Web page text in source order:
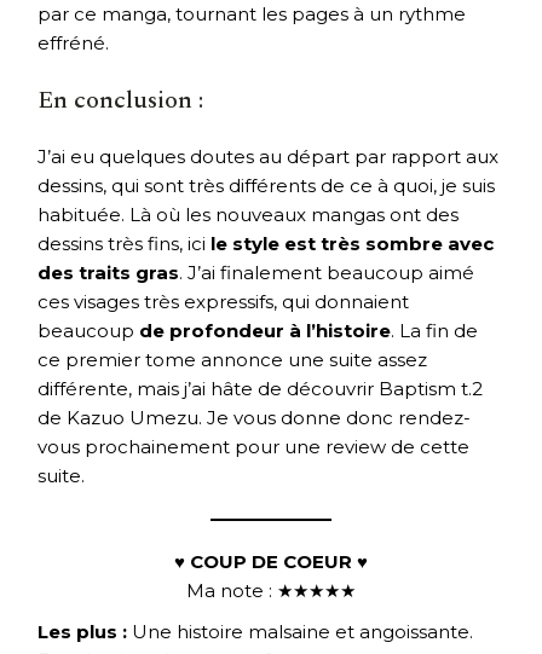
par ce manga, tournant les pages à un rythme
effréné.
En conclusion :
J’ai eu quelques doutes au départ par rapport aux
dessins, qui sont très différents de ce à quoi, je suis
habituée. Là où les nouveaux mangas ont des
dessins très fins, ici le style est très sombre avec
des traits gras. J’ai finalement beaucoup aimé
ces visages très expressifs, qui donnaient
beaucoup de profondeur à l’histoire. La fin de
ce premier tome annonce une suite assez
différente, mais j’ai hâte de découvrir Baptism t.2
de Kazuo Umezu. Je vous donne donc rendez-
vous prochainement pour une review de cette
suite.
♥ COUP DE COEUR ♥
Ma note : ★★★★★
Les plus : Une histoire malsaine et angoissante.